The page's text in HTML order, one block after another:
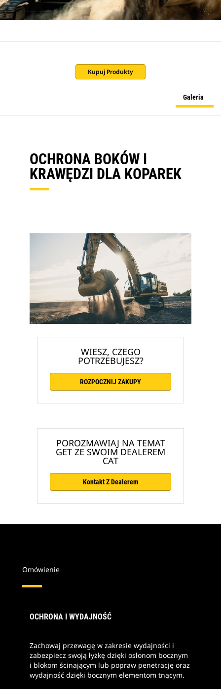
Kupuj Produkty
Galeria
OCHRONA BOKÓW I
KRAWĘDZI DLA KOPAREK
WIESZ, CZEGO
POTRZEBUJESZ?
ROZPOCZNIJ ZAKUPY
POROZMAWIAJ NA TEMAT
GET ZE SWOIM DEALEREM
CAT
Kontakt Z Dealerem
Omówienie
OCHRONA I WYDAJNOŚĆ
Zachowaj przewagę w zakresie wydajności i
zabezpiecz swoją łyżkę dzięki osłonom bocznym
i blokom ścinającym lub popraw penetrację oraz
wydajność dzięki bocznym elementom tnącym.